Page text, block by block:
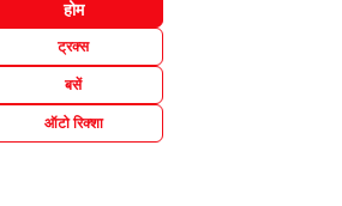
होम
ट्रक्स
बसें
ऑटो रिक्शा